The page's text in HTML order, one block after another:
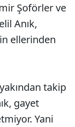
Şoförler ve
Anık,
ellerinden
takip
gayet
Yani